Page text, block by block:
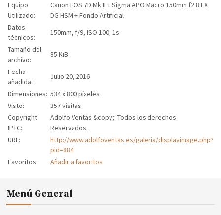
Equipo
Utilizado:
Canon EOS 7D Mk II + Sigma APO Macro 150mm f2.8 EX
DG HSM + Fondo Artificial
Datos
técnicos:
150mm, f/9, ISO 100, 1s
Tamaño del
archivo:
85 KiB
Fecha
añadida:
Julio 20, 2016
Dimensiones: 534 x 800 píxeles
Visto:
357 visitas
Copyright
IPTC:
Adolfo Ventas &copy;: Todos los derechos
Reservados.
URL:
http://www.adolfoventas.es/galeria/displayimage.php?
pid=884
Favoritos:
Añadir a favoritos
Menú General